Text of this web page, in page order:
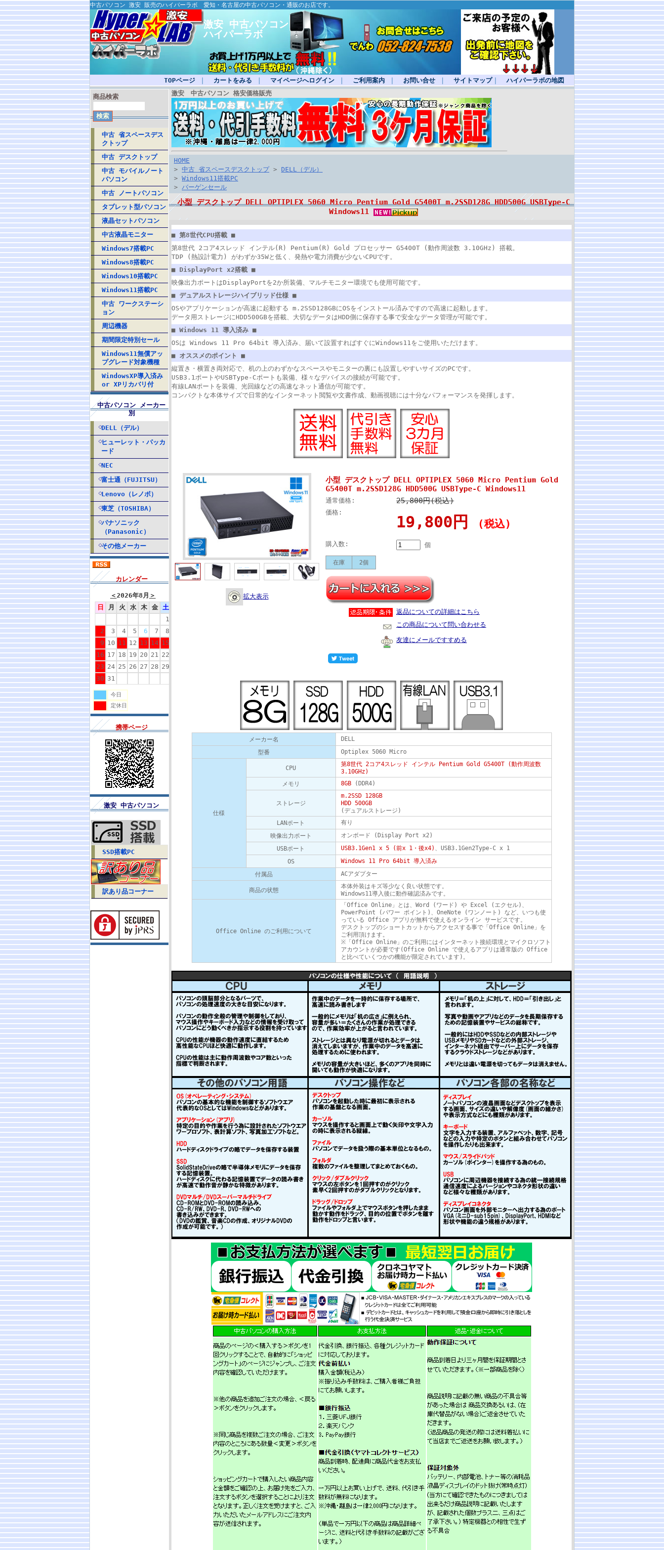
中古パソコン 激安 販売のハイパーラボ 愛知・名古屋の中古パソコン・通販のお店です。
激安 中古パソコン
ハイパーラボ
TOPページ カートをみる マイページへログイン ご利用案内 お問い合せ サイトマップ｜ ハイパーラボの地図
商品検索
中古 省スペースデス
クトップ
中古 デスクトップ
中古 モバイルノート
パソコン
中古 ノートパソコン
タブレット型パソコン
液晶セットパソコン
中古液晶モニター
Windows7搭載PC
Windows8搭載PC
Windows10搭載PC
Windows11搭載PC
中古 ワークステーシ
ョン
周辺機器
期間限定特別セール
Windows11無償アッ
プグレード対象機種
WindowsXP導入済み
or XPリカバリ付
中古パソコン メーカー
別
DELL（デル）
ヒューレット・パッカ
ード
NEC
富士通（FUJITSU）
Lenovo（レノボ）
東芝（TOSHIBA）
パナソニック
（Panasonic）
その他メーカー
カレンダー
＜2026年8月 ＞
日
月 火 水 木 金
土
1
2
3 4 5 6 7
8
9 10 11 12 13 14 15
16 17 18 19 20 21 22
23 24 25 26 27 28 29
30 31
今日
定休日
携帯ページ
激安 中古パソコン
SSD搭載PC
訳あり品コーナー
激安 中古パソコン 格安価格販売
HOME
> 中古 省スペースデスクトップ> DELL（デル）
> Windows11搭載PC
> バーゲンセール
小型 デスクトップ DELL OPTIPLEX 5060 Micro Pentium Gold G5400T m.2SSD128G HDD500G USBType-C
Windows11
■ 第8世代CPU搭載 ■
第8世代 2コア4スレッド インテル(R) Pentium(R) Gold プロセッサー G5400T (動作周波数 3.10GHz) 搭載。
TDP (熱設計電力) がわずか35Wと低く、発熱や電力消費が少ないCPUです。
■ DisplayPort x2搭載 ■
映像出力ポートはDisplayPortを2か所装備、マルチモニター環境でも使用可能です。
■ デュアルストレージハイブリッド仕様 ■
OSやアプリケーションが高速に起動する m.2SSD128GBにOSをインストール済みですので高速に起動します。
データ用ストレージにHDD500GBを搭載、大切なデータはHDD側に保存する事で安全なデータ管理が可能です。
■ Windows 11 導入済み ■
OSは Windows 11 Pro 64bit 導入済み、届いて設置すればすぐにWindows11をご使用いただけます。
■ オススメのポイント ■
縦置き・横置き両対応で、机の上のわずかなスペースやモニターの裏にも設置しやすいサイズのPCです。
USB3.1ポートやUSBType-Cポートも装備、様々なデバイスの接続が可能です。
有線LANポートを装備、光回線などの高速なネット通信が可能です。
コンパクトな本体サイズで日常的なインターネット閲覧や文書作成、動画視聴には十分なパフォーマンスを発揮します。
拡大表示
小型 デスクトップ DELL OPTIPLEX 5060 Micro Pentium Gold
G5400T m.2SSD128G HDD500G USBType-C Windows11
通常価格: 25,800円(税込)
価格:
19,800円 (税込)
購入数: 個
在庫 2個
返品についての詳細はこちら
この商品について問い合わせる
友達にメールですすめる
メーカー名
DELL
型番
Optiplex 5060 Micro
仕様
CPU
第8世代 2コア4スレッド インテル Pentium Gold G5400T (動作周波数
3.10GHz)
メモリ
8GB(DDR4)
ストレージ
m.2SSD 128GB
HDD 500GB
(デュアルストレージ)
LANポート
有り
映像出力ポート
オンボード (Display Port x2)
USBポート
USB3.1Gen1 x 5 (前x 1・後x4) 、USB3.1Gen2Type-C x 1
OS
Windows 11 Pro 64bit 導入済み
付属品
ACアダプター
商品の状態
本体外装はキズ等少なく良い状態です。
Windows11導入後に動作確認済みです。
Office Online のご利用について
「Office Online」とは、Word (ワード) や Excel (エクセル)、
PowerPoint (パワー ポイント)、OneNote (ワンノート) など、いつも使
っている Office アプリが無料で使えるオンライン サービスです。
デスクトップのショートカットからアクセスする事で「Office Online」を
ご利用頂けます。
※「Office Online」のご利用にはインターネット接続環境とマイクロソフト
アカウントが必要です(Office Online で使えるアプリは通常版の Office
と比べていくつかの機能が限定されています)。